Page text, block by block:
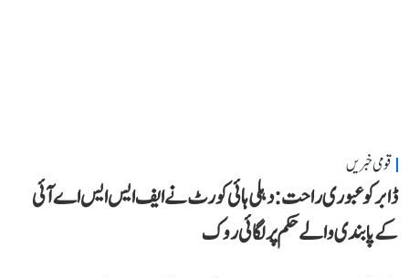
قومی خبریں
ڈابر کو عبوری راحت: دہلی ہائی کورٹ نے ایف ایس ایس اے آئی
کے پابندی والے حکم پر لگائی روک